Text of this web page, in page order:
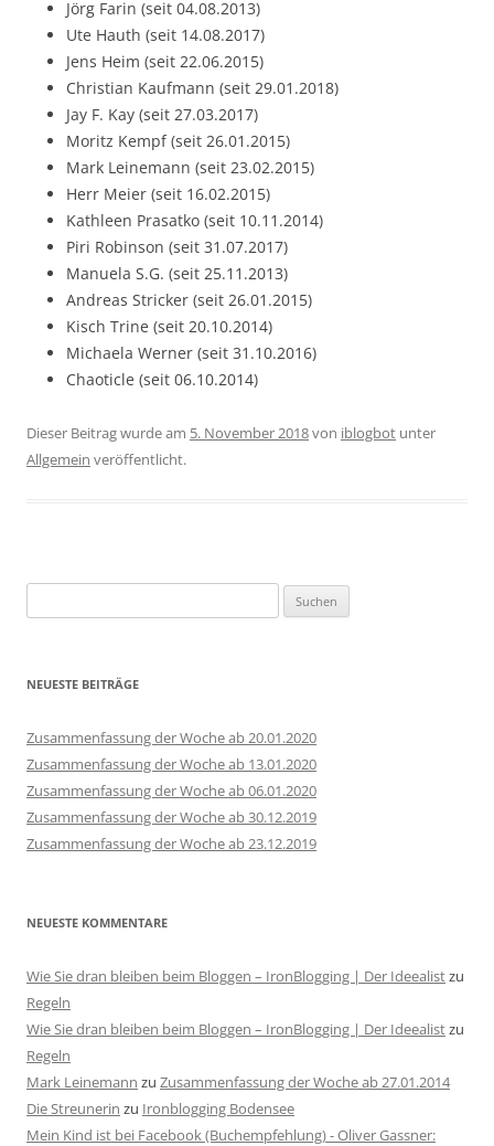
Jörg Farin (seit 04.08.2013)
Ute Hauth (seit 14.08.2017)
Jens Heim (seit 22.06.2015)
Christian Kaufmann (seit 29.01.2018)
Jay F. Kay (seit 27.03.2017)
Moritz Kempf (seit 26.01.2015)
Mark Leinemann (seit 23.02.2015)
Herr Meier (seit 16.02.2015)
Kathleen Prasatko (seit 10.11.2014)
Piri Robinson (seit 31.07.2017)
Manuela S.G. (seit 25.11.2013)
Andreas Stricker (seit 26.01.2015)
Kisch Trine (seit 20.10.2014)
Michaela Werner (seit 31.10.2016)
Chaoticle (seit 06.10.2014)
Dieser Beitrag wurde am 5. November 2018von iblogbot unter
Allgemein veröffentlicht.
nach:
NEUESTE BEITRÄGE
Zusammenfassung der Woche ab 20.01.2020
Zusammenfassung der Woche ab 13.01.2020
Zusammenfassung der Woche ab 06.01.2020
Zusammenfassung der Woche ab 30.12.2019
Zusammenfassung der Woche ab 23.12.2019
NEUESTE KOMMENTARE
Wie Sie dran bleiben beim Bloggen – IronBlogging | Der Ideealistzu
Regeln
Wie Sie dran bleiben beim Bloggen – IronBlogging | Der Ideealistzu
Regeln
Mark Leinemann zu Zusammenfassung der Woche ab 27.01.2014
Die Streunerin zu Ironblogging Bodensee
Mein Kind ist bei Facebook (Buchempfehlung) - Oliver Gassner: